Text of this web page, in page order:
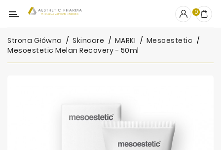
Kategoria
OUTLET
Wypełniacze
0
Strona Główna Skincare MARKI
Mesoestetic
Mesoestetic Melan Recovery - 50ml